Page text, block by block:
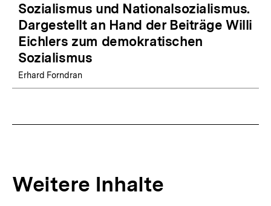
Sozialismus und Nationalsozialismus.
Dargestellt an Hand der Beiträge Willi
Eichlers zum demokratischen
Sozialismus
Erhard Forndran
Weitere Inhalte